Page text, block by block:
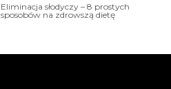
Eliminacja słodyczy – 8 prostych
sposobów na zdrowszą dietę